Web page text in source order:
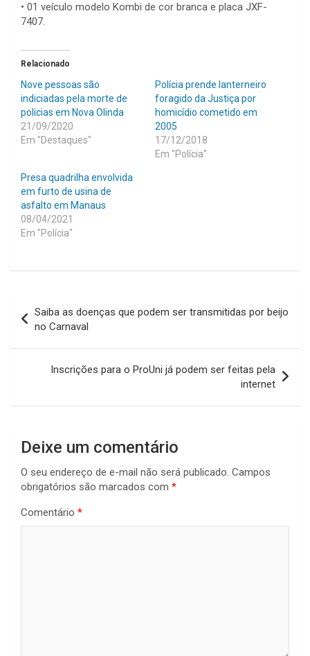
• 01 veículo modelo Kombi de cor branca e placa JXF-
7407.
Relacionado
Nove pessoas são
indiciadas pela morte de
policias em Nova Olinda
21/09/2020
Em "Destaques"
Polícia prende lanterneiro
foragido da Justiça por
homicídio cometido em
2005
17/12/2018
Em "Polícia"
Presa quadrilha envolvida
em furto de usina de
asfalto em Manaus
08/04/2021
Em "Polícia"
de
Post
Saiba as doenças que podem ser transmitidas por beijo
no Carnaval
Inscrições para o ProUni já podem ser feitas pela
internet
Deixe um comentário
O seu endereço de e-mail não será publicado. Campos
obrigatórios são marcados com *
Comentário *